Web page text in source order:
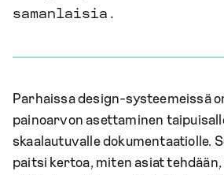
samanlaisia.
Parhaissa design-systeemeissä
painoarvon asettaminen
skaalautuvalle dokumentaatiolle.
paitsi kertoa, miten asiat tehdään,